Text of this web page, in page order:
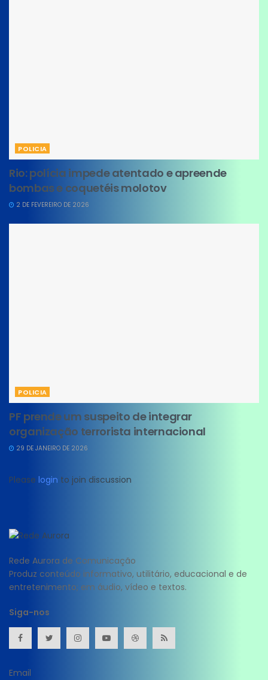
POLICIA
Rio: polícia impede atentado e apreende
bombas e coquetéis molotov
2 DE FEVEREIRO DE 2026
POLICIA
PF prende um suspeito de integrar
organização terrorista internacional
29 DE JANEIRO DE 2026
Please login to join discussion
Rede Aurora de Comunicação
Produz conteúdo informativo, utilitário, educacional e de
entretenimento; em áudio, vídeo e textos.
Siga-nos
Email